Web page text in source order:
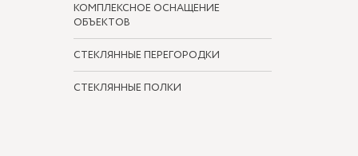
КОМПЛЕКСНОЕ ОСНАЩЕНИЕ
ОБЪЕКТОВ
СТЕКЛЯННЫЕ ПЕРЕГОРОДКИ
СТЕКЛЯННЫЕ ПОЛКИ